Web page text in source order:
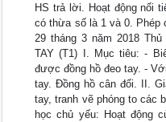
HS trả lời. Hoạt động nối
có thừa số là 1 và 0. Phép
29 tháng 3 năm 2018
TAY (T1) I. Mục tiêu: -
được đồng hồ đeo tay. -
tay. Đồng hồ cân đối. II.
tay, tranh vẽ phóng to các
học chủ yếu: Hoạt động